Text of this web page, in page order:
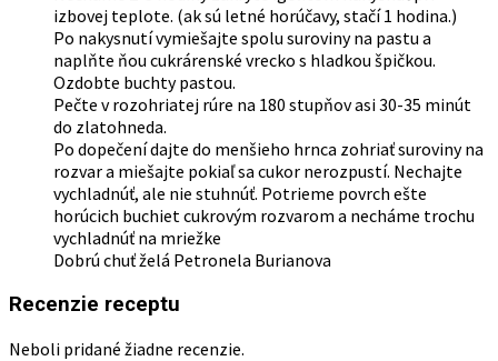
izbovej teplote. (ak sú letné horúčavy, stačí 1 hodina.)
Po nakysnutí vymiešajte spolu suroviny na pastu a
naplňte ňou cukrárenské vrecko s hladkou špičkou.
Ozdobte buchty pastou.
Pečte v rozohriatej rúre na 180 stupňov asi 30-35 minút
do zlatohneda.
Po dopečení dajte do menšieho hrnca zohriať suroviny na
rozvar a miešajte pokiaľ sa cukor nerozpustí. Nechajte
vychladnúť, ale nie stuhnúť. Potrieme povrch ešte
horúcich buchiet cukrovým rozvarom a necháme trochu
vychladnúť na mriežke
Dobrú chuť želá Petronela Burianova
Recenzie receptu
Neboli pridané žiadne recenzie.